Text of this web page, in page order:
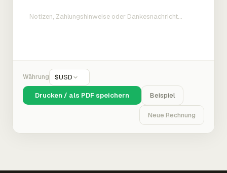
Währung $USD
Drucken / als PDF speichern Beispiel
Neue Rechnung